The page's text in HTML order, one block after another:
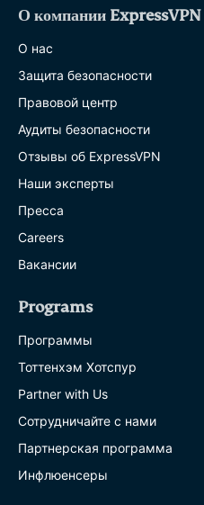
О компании ExpressVPN
О нас
Защита безопасности
Правовой центр
Аудиты безопасности
Отзывы об ExpressVPN
Наши эксперты
Пресса
Careers
Вакансии
Programs
Программы
Тоттенхэм Хотспур
Partner with Us
Сотрудничайте с нами
Партнерская программа
Инфлюенсеры